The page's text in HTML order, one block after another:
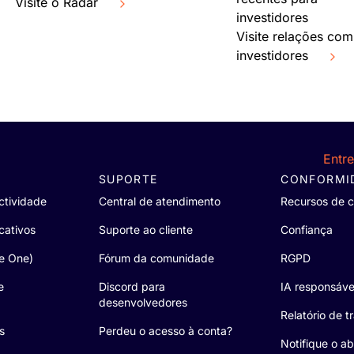
investidores
Visite relações com
investidores
One)
SUPORTE
Central de atendimento
Suporte ao cliente
Fórum da comunidade
Discord para
desenvolvedores
Perdeu o acesso à conta?
Recursos de
Confiança
RGPD
IA
Relatório de
Notifique o